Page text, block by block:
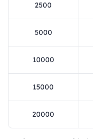
2500
5000
10000
15000
20000